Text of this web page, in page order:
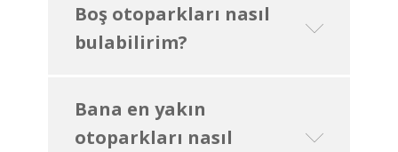
Boş otoparkları nasıl
bulabilirim?
Bana en yakın
otoparkları nasıl